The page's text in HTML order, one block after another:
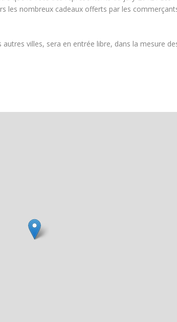
les nombreux cadeaux offerts par les
villes, sera en entrée libre, dans la mesure